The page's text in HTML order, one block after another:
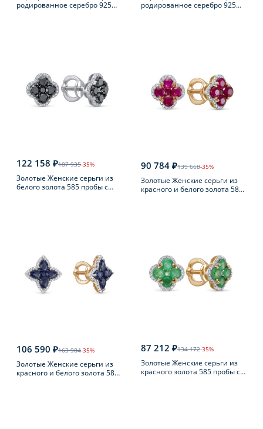
родированное серебро 925
родированное серебро 925
122 158 ₽187 935-35%
Золотые Женские серьги из
белого золота 585 пробы с
90 784 ₽139 668-35%
Золотые Женские серьги из
красного и белого золота 585
106 590 ₽163 984-35%
Золотые Женские серьги из
красного и белого золота 585
87 212 ₽134 172-35%
Золотые Женские серьги из
красного золота 585 пробы с